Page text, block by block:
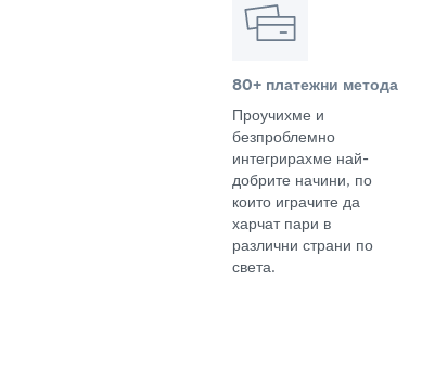
80+ платежни метода
Проучихме и
безпроблемно
интегрирахме най-
добрите начини, по
които играчите да
харчат пари в
различни страни по
света.